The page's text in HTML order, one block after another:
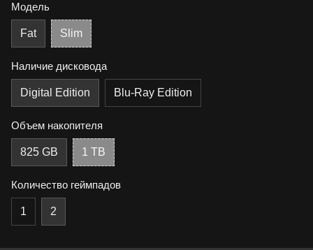
Модель
Fat Slim
Наличие дисковода
Digital Edition Blu-Ray Edition
Объем накопителя
825 GB 1 TB
Количество геймпадов
1 2